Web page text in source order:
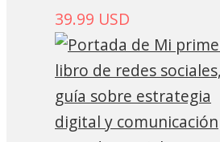
39.99 USD